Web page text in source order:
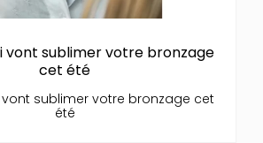
vont sublimer votre bronzage
cet été
vont sublimer votre bronzage cet
été